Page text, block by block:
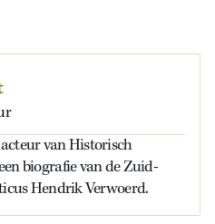
van Historisch
biografie van de Zuid-
Hendrik Verwoerd.